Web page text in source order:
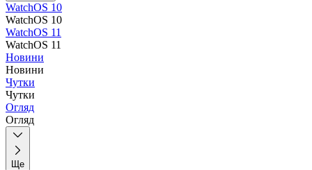
WatchOS 10
WatchOS 10
WatchOS 11
WatchOS 11
Новини
Новини
Чутки
Чутки
Огляд
Огляд
Ще